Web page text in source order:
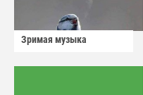
Зримая музыка